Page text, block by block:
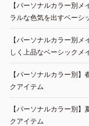
【パーソナルカラー別
ラルな色気を出すベーシ
【パーソナルカラー別
しく上品なベーシックメ
【パーソナルカラー別
クアイテム
【パーソナルカラー別
クアイテム